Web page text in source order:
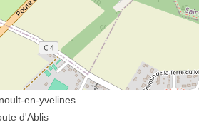
en-yvelines
d'Ablis